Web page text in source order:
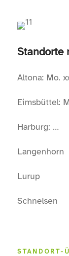
Standorte
Altona: Mo.
Eimsbüttel:
Harburg: …
Langenhorn
Lurup
Schnelsen
STANDORT-